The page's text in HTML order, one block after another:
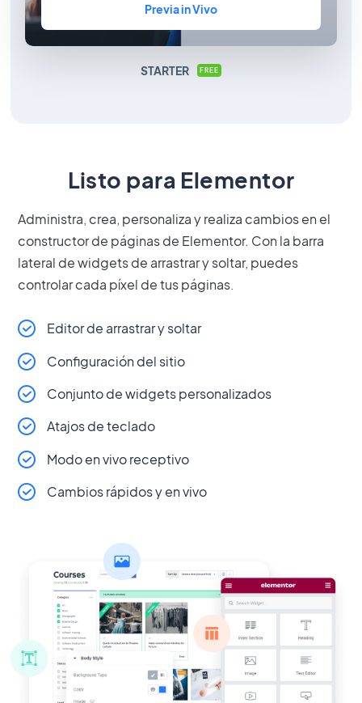
Previa in Vivo
STARTER FREE
Listo para Elementor
Administra, crea, personaliza y realiza cambios en el
constructor de páginas de Elementor. Con la barra
lateral de widgets de arrastrar y soltar, puedes
controlar cada píxel de tus páginas.
Editor de arrastrar y soltar
Configuración del sitio
Conjunto de widgets personalizados
Atajos de teclado
Modo en vivo receptivo
Cambios rápidos y en vivo